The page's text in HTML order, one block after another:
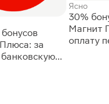
за
Ясно
30%
Магнит
оплату